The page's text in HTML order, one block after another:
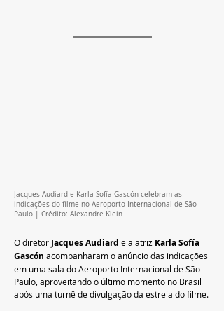
Jacques Audiard e Karla Sofía Gascón celebram as
indicações do filme no Aeroporto Internacional de São
Paulo | Crédito: Alexandre Klein
O diretor Jacques Audiard e a atriz Karla Sofía
Gascón acompanharam o anúncio das indicações
em uma sala do Aeroporto Internacional de São
Paulo, aproveitando o último momento no Brasil
após uma turnê de divulgação da estreia do filme.